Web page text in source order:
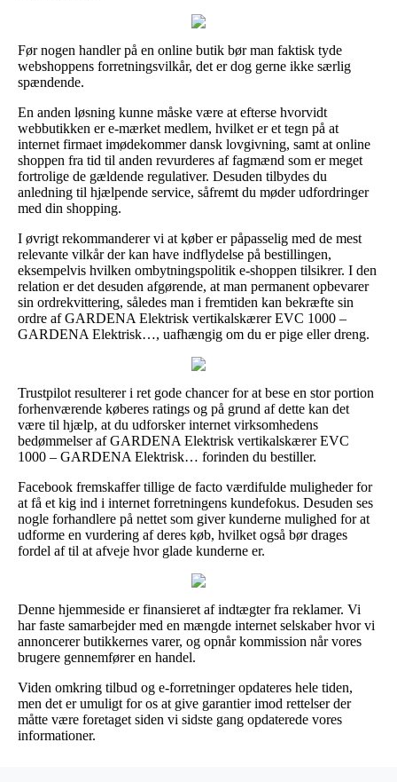
Før nogen handler på en online butik bør man faktisk tyde
webshoppens forretningsvilkår, det er dog gerne ikke særlig
spændende.
En anden løsning kunne måske være at efterse hvorvidt
webbutikken er e-mærket medlem, hvilket er et tegn på at
internet firmaet imødekommer dansk lovgivning, samt at online
shoppen fra tid til anden revurderes af fagmænd som er meget
fortrolige de gældende regulativer. Desuden tilbydes du
anledning til hjælpende service, såfremt du møder udfordringer
med din shopping.
I øvrigt rekommanderer vi at køber er påpasselig med de mest
relevante vilkår der kan have indflydelse på bestillingen,
eksempelvis hvilken ombytningspolitik e-shoppen tilsikrer. I den
relation er det desuden afgørende, at man permanent opbevarer
sin ordrekvittering, således man i fremtiden kan bekræfte sin
ordre af GARDENA Elektrisk vertikalskærer EVC 1000 –
GARDENA Elektrisk…, uafhængig om du er pige eller dreng.
Trustpilot resulterer i ret gode chancer for at bese en stor portion
forhenværende køberes ratings og på grund af dette kan det
være til hjælp, at du udforsker internet virksomhedens
bedømmelser af GARDENA Elektrisk vertikalskærer EVC
1000 – GARDENA Elektrisk… forinden du bestiller.
Facebook fremskaffer tillige de facto værdifulde muligheder for
at få et kig ind i internet forretningens kundefokus. Desuden ses
nogle forhandlere på nettet som giver kunderne mulighed for at
udforme en vurdering af deres køb, hvilket også bør drages
fordel af til at afveje hvor glade kunderne er.
Denne hjemmeside er finansieret af indtægter fra reklamer. Vi
har faste samarbejder med en mængde internet selskaber hvor vi
annoncerer butikkernes varer, og opnår kommission når vores
brugere gennemfører en handel.
Viden omkring tilbud og e-forretninger opdateres hele tiden,
men det er umuligt for os at give garantier imod rettelser der
måtte være foretaget siden vi sidste gang opdaterede vores
informationer.